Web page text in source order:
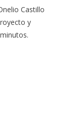
Castillo
y